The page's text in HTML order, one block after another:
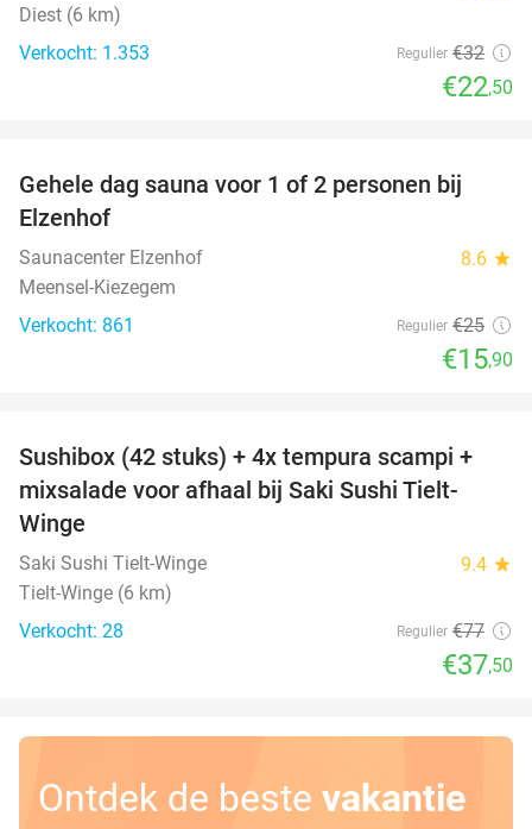
Diest (6 km)
Verkocht: 1.353
Regulier €32
€22,50
36%
Gehele dag sauna voor 1 of 2 personen bij
Elzenhof
Saunacenter Elzenhof 8.6 star
Meensel-Kiezegem
Verkocht: 861
Regulier €25
€15,90
51%
Sushibox (42 stuks) + 4x tempura scampi +
mixsalade voor afhaal bij Saki Sushi Tielt-
Winge
Saki Sushi Tielt-Winge 9.4 star
Tielt-Winge (6 km)
Verkocht: 28
Regulier €77
€37,50
Ontdek de beste vakantie